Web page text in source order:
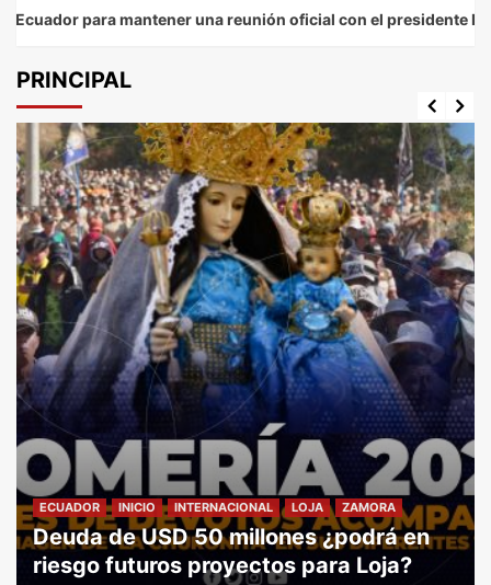
mantener una reunión oficial con el presidente Daniel Noboa.
PRINCIPAL
ECUADOR INICIO INTERNACIONAL LOJA ZAMORA
Deuda de USD 50 millones ¿podrá en
riesgo futuros proyectos para Loja?
ECUADOR INICIO INTERNACIONAL LOJA ZAMORA
Vicente Encalada conquista tres medallas
en el Panamericano U15 de Luchas.